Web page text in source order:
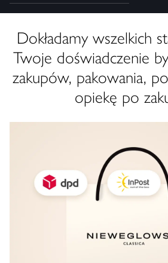
Dokładamy wszelkich
Twoje doświadczenie
zakupów, pakowania,
opiekę po